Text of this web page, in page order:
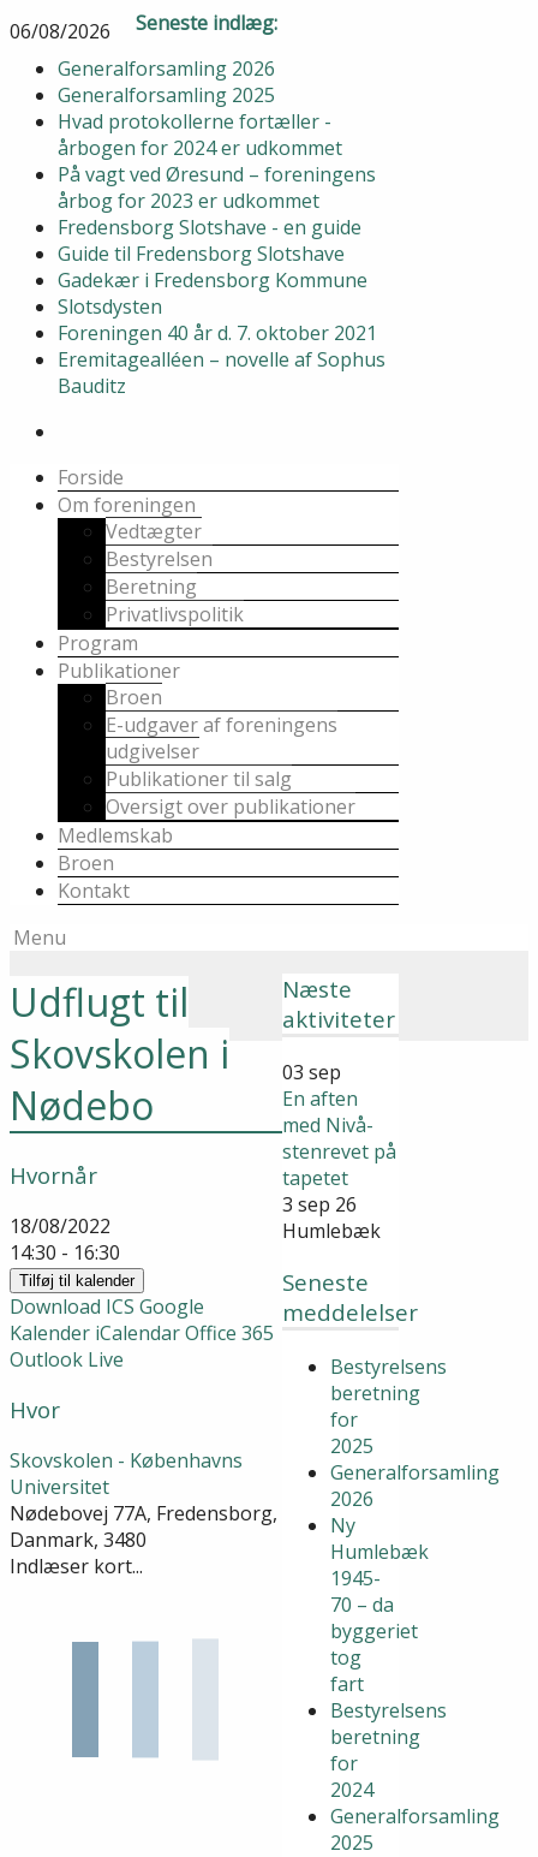
06/08/2026
Seneste indlæg:
Generalforsamling 2026
Generalforsamling 2025
Hvad protokollerne fortæller -
årbogen for 2024 er udkommet
På vagt ved Øresund – foreningens
årbog for 2023 er udkommet
Fredensborg Slotshave - en guide
Guide til Fredensborg Slotshave
Gadekær i Fredensborg Kommune
Slotsdysten
Foreningen 40 år d. 7. oktober 2021
Eremitagealléen – novelle af Sophus
Bauditz
Forside
Om foreningen
Vedtægter
Bestyrelsen
Beretning
Privatlivspolitik
Program
Publikationer
Broen
E-udgaver af foreningens
udgivelser
Publikationer til salg
Oversigt over publikationer
Medlemskab
Broen
Kontakt
Menu
Næste
aktiviteter
03 sep
En aften
med Nivå-
stenrevet på
tapetet
3 sep 26
Humlebæk
Seneste
meddelelser
Bestyrelsens
beretning
for
2025
Generalforsamling
2026
Ny
Humlebæk
1945-
70 – da
byggeriet
tog
fart
Bestyrelsens
beretning
for
2024
Generalforsamling
2025
Udflugt til
Skovskolen i
Nødebo
Hvornår
18/08/2022
14:30 - 16:30
Tilføj til kalender
Download ICS Google
Kalender iCalendarOffice 365
Outlook Live
Hvor
Skovskolen - Københavns
Universitet
Nødebovej 77A, Fredensborg,
Danmark, 3480
Indlæser kort...